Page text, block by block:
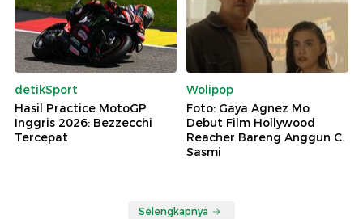
detikSport
Hasil Practice MotoGP
Inggris 2026: Bezzecchi
Tercepat
Wolipop
Foto: Gaya Agnez Mo
Debut Film Hollywood
Reacher Bareng Anggun C.
Sasmi
Selengkapnya